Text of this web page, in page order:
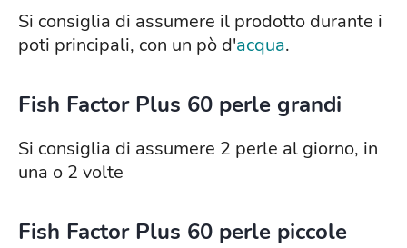
Si consiglia di assumere il prodotto durante i
poti principali, con un pò d'acqua.
Fish Factor Plus 60 perle grandi
Si consiglia di assumere 2 perle al giorno, in
una o 2 volte
Fish Factor Plus 60 perle piccole